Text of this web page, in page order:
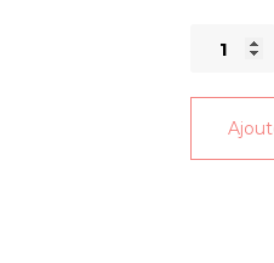
quantité
Solide
Crystal